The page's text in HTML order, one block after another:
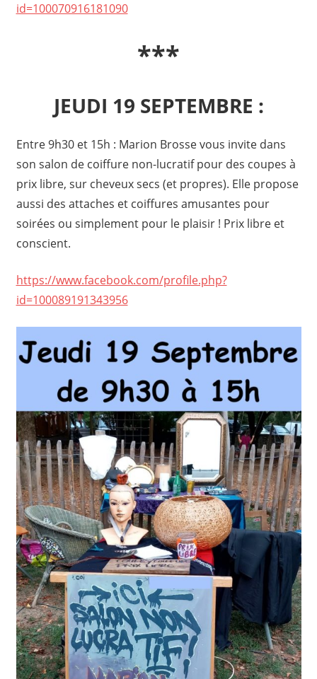
id=100070916181090
***
JEUDI 19 SEPTEMBRE :
Entre 9h30 et 15h : Marion Brosse vous invite dans
son salon de coiffure non-lucratif pour des coupes à
prix libre, sur cheveux secs (et propres). Elle propose
aussi des attaches et coiffures amusantes pour
soirées ou simplement pour le plaisir ! Prix libre et
conscient.
https://www.facebook.com/profile.php?
id=100089191343956